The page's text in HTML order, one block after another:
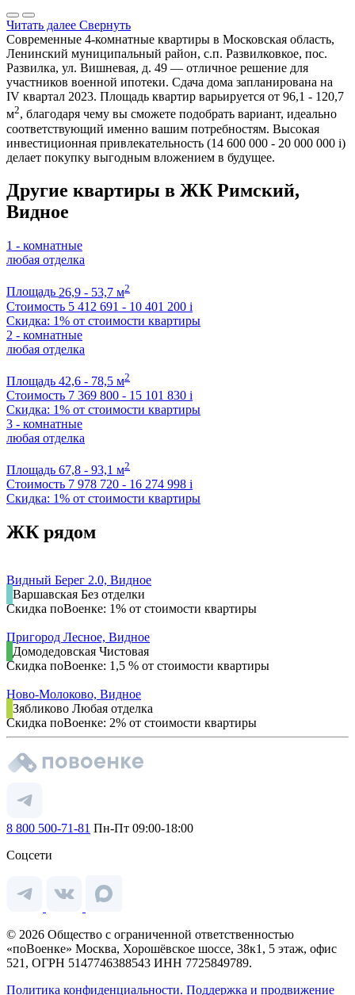
Читать далее Свернуть
Современные 4-комнатные квартиры в Московская область,
Ленинский муниципальный район, с.п. Развилковкое, пос.
Развилка, ул. Вишневая, д. 49 — отличное решение для
участников военной ипотеки. Сдача дома запланирована на
IV квартал 2023. Площадь квартир варьируется от 96,1 - 120,7
м2, благодаря чему вы сможете подобрать вариант, идеально
соответствующий именно вашим потребностям. Высокая
инвестиционная привлекательность (14 600 000 - 20 000 000 i)
делает покупку выгодным вложением в будущее.
Другие квартиры в ЖК Римский,
Видное
1 - комнатные
любая отделка
Площадь 26,9 - 53,7 м2
Стоимость 5 412 691 - 10 401 200 i
Скидка: 1% от стоимости квартиры
2 - комнатные
любая отделка
Площадь 42,6 - 78,5 м2
Стоимость 7 369 800 - 15 101 830 i
Скидка: 1% от стоимости квартиры
3 - комнатные
любая отделка
Площадь 67,8 - 93,1 м2
Стоимость 7 978 720 - 16 274 998 i
Скидка: 1% от стоимости квартиры
ЖК рядом
Видный Берег 2.0, Видное
Варшавская Без отделки
Скидка поВоенке: 1% от стоимости квартиры
Пригород Лесное, Видное
Домодедовская Чистовая
Скидка поВоенке: 1,5 % от стоимости квартиры
Ново-Молоково, Видное
Зябликово Любая отделка
Скидка поВоенке: 2% от стоимости квартиры
8 800 500-71-81 Пн-Пт 09:00-18:00
Соцсети
© 2026 Общество с ограниченной ответственностью
«поВоенке» Москва, Хорошёвское шоссе, 38к1, 5 этаж, офис
521, ОГРН 5147746388543 ИНН 7725849789.
Политика конфиденциальности. Поддержка и продвижение